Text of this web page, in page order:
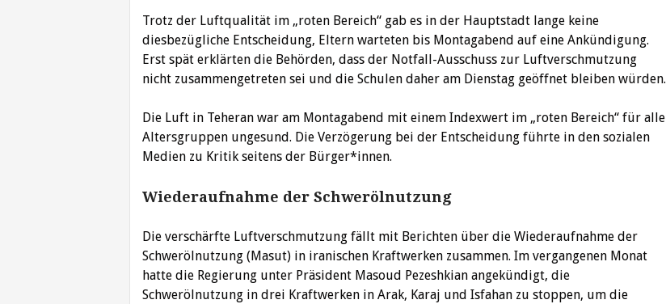
Trotz der Luftqualität im „roten Bereich“ gab es in der Hauptstadt lange keine
diesbezügliche Entscheidung, Eltern warteten bis Montagabend auf eine Ankündigung.
Erst spät erklärten die Behörden, dass der Notfall-Ausschuss zur Luftverschmutzung
nicht zusammengetreten sei und die Schulen daher am Dienstag geöffnet bleiben würden.
Die Luft in Teheran war am Montagabend mit einem Indexwert im „roten Bereich“ für alle
Altersgruppen ungesund. Die Verzögerung bei der Entscheidung führte in den sozialen
Medien zu Kritik seitens der Bürger*innen.
Wiederaufnahme der Schwerölnutzung
Die verschärfte Luftverschmutzung fällt mit Berichten über die Wiederaufnahme der
Schwerölnutzung (Masut) in iranischen Kraftwerken zusammen. Im vergangenen Monat
hatte die Regierung unter Präsident Masoud Pezeshkian angekündigt, die
Schwerölnutzung in drei Kraftwerken in Arak, Karaj und Isfahan zu stoppen, um die